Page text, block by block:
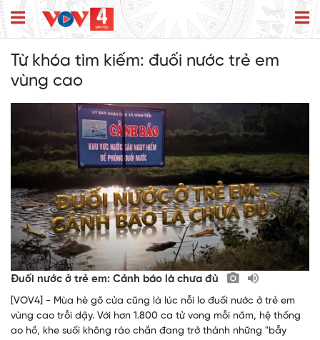
Từ khóa tìm kiếm: đuối nước trẻ em
vùng cao
Đuối nước ở trẻ em: Cảnh báo là chưa đủ
[VOV4] - Mùa hè gõ cửa cũng là lúc nỗi lo đuối nước ở trẻ em
vùng cao trỗi dậy. Với hơn 1.800 ca tử vong mỗi năm, hệ thống
ao hồ, khe suối không rào chắn đang trở thành những "bẫy